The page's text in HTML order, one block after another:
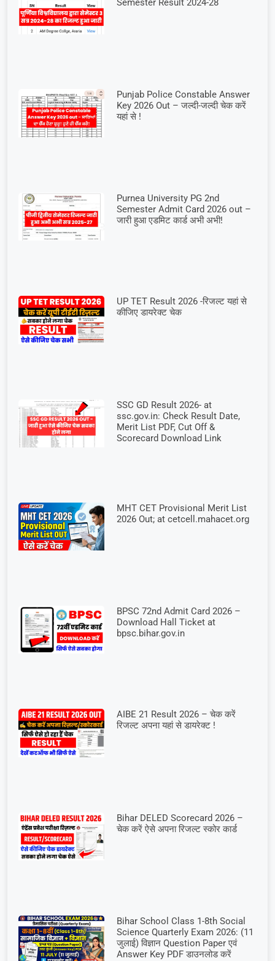
Semester Result 2024-28
Punjab Police Constable Answer
Key 2026 Out – जल्दी-जल्दी चेक करें
यहां से !
Purnea University PG 2nd
Semester Admit Card 2026 out –
जारी हुआ एडमिट कार्ड अभी अभी!
UP TET Result 2026 -रिजल्ट यहां से
कीजिए डायरेक्ट चेक
SSC GD Result 2026- at
ssc.gov.in: Check Result Date,
Merit List PDF, Cut Off &
Scorecard Download Link
MHT CET Provisional Merit List
2026 Out; at cetcell.mahacet.org
BPSC 72nd Admit Card 2026 –
Download Hall Ticket at
bpsc.bihar.gov.in
AIBE 21 Result 2026 – चेक करें
रिजल्ट अपना यहां से डायरेक्ट !
Bihar DELED Scorecard 2026 –
चेक करें ऐसे अपना रिजल्ट स्कोर कार्ड
Bihar School Class 1-8th Social
Science Quarterly Exam 2026: (11
जुलाई) विज्ञान Question Paper एवं
Answer Key PDF डाउनलोड करें